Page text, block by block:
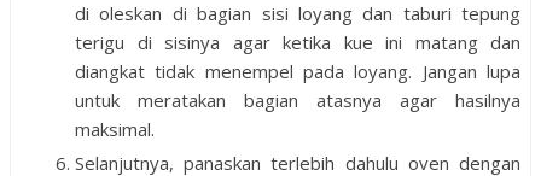
di oleskan di bagian sisi loyang dan taburi tepung
terigu di sisinya agar ketika kue ini matang dan
diangkat tidak menempel pada loyang. Jangan lupa
untuk meratakan bagian atasnya agar hasilnya
maksimal.
Selanjutnya, panaskan terlebih dahulu oven dengan